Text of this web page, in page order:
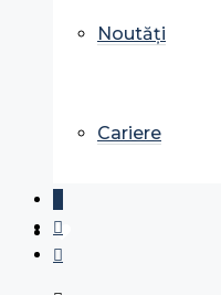
Noutăți
Cariere